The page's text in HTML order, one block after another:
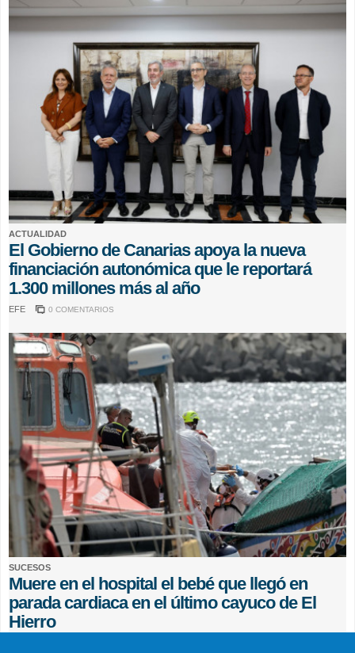
ACTUALIDAD
El Gobierno de Canarias apoya la nueva
financiación autonómica que le reportará
1.300 millones más al año
EFE 0 COMENTARIOS
SUCESOS
Muere en el hospital el bebé que llegó en
parada cardiaca en el último cayuco de El
Hierro